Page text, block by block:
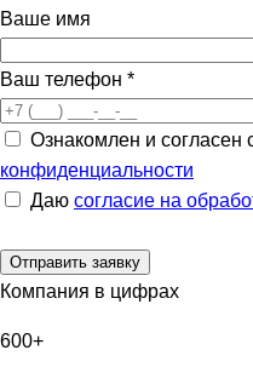
Ваше имя
Ваш телефон *
Ознакомлен и согласен
конфиденциальности
Даю согласие на
Компания в цифрах
600+